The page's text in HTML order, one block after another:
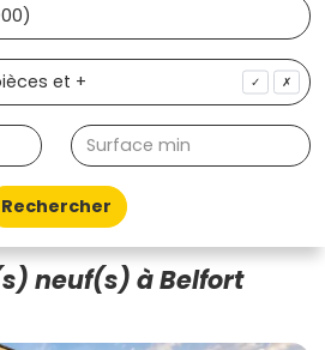
✓ ✗
Rechercher
neuf(s) à Belfort